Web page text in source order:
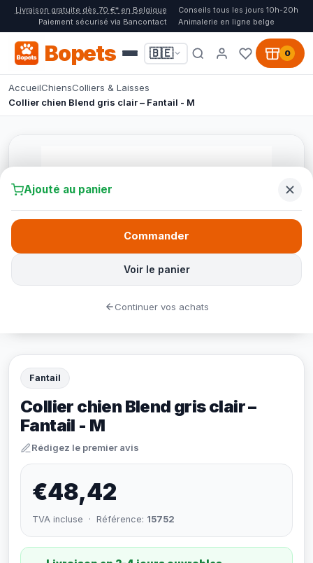
Livraison gratuite dès 70 €* en Belgique
Conseils tous les jours 10h-20h
Paiement sécurisé via Bancontact
Animalerie en ligne belge
Bopets 🇧🇪 0
AccueilChiensColliers & Laisses
Collier chien Blend gris clair – Fantail - M
Fantail
Collier chien Blend gris clair –
Fantail - M
Rédigez le premier avis
€48,42
TVA incluse · Référence: 15752
Ajouté au panier
Voir le panier
Commander
Continuer vos achats